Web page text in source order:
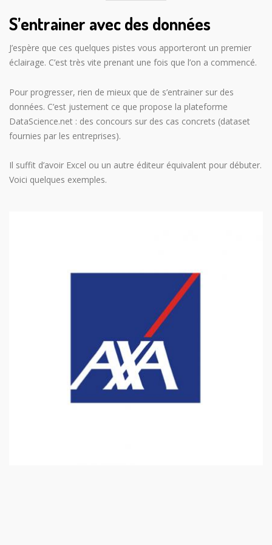
S’entrainer avec des données
J’espère que ces quelques pistes vous apporteront un premier
éclairage. C’est très vite prenant une fois que l’on a commencé.
Pour progresser, rien de mieux que de s’entrainer sur des
données. C’est justement ce que propose la plateforme
DataScience.net : des concours sur des cas concrets (dataset
fournies par les entreprises).
Il suffit d’avoir Excel ou un autre éditeur équivalent pour débuter.
Voici quelques exemples.